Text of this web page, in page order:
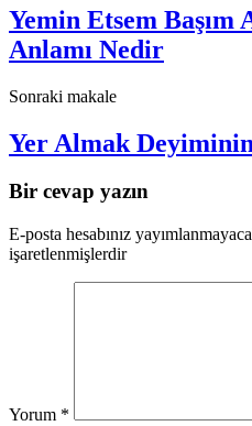
Yemin Etsem Başım
Anlamı Nedir
Sonraki makale
Yer Almak
Bir cevap yazın
E-posta hesabınız
işaretlenmişlerdir
Yorum *